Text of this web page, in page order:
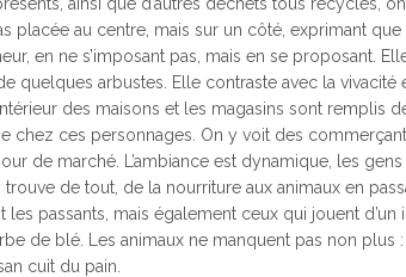
placée au centre, mais sur un côté, exprimant
en ne s’imposant pas, mais en se proposant.
quelques arbustes. Elle contraste avec la vivacité
des maisons et les magasins sont remplis
chez ces personnages. On y voit des
de marché. L’ambiance est dynamique, les
de tout, de la nourriture aux animaux en
passants, mais également ceux qui jouent
de blé. Les animaux ne manquent pas non plus :
cuit du pain.